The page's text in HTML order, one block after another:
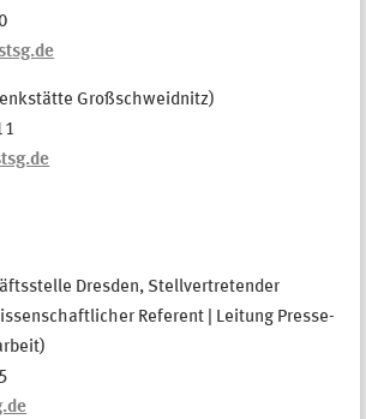
Großschweidnitz)
Dresden, Stellvertretender
Referent | Leitung Presse-